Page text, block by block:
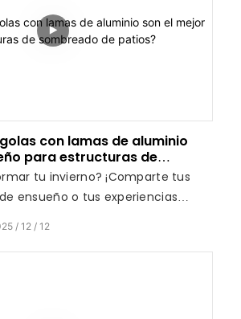
con lamas de aluminio
para estructuras de
tu invierno? ¡Comparte tus
ensueño o tus experiencias
12 12